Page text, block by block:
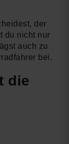
der
du nicht nur
auch zu
bei.
die